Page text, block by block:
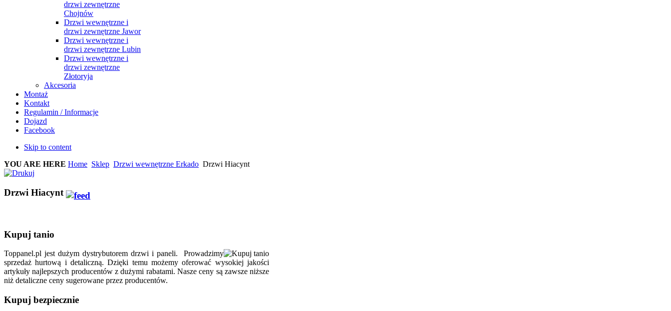
drzwi zewnętrzne
Chojnów
Drzwi wewnętrzne i
drzwi zewnętrzne Jawor
Drzwi wewnętrzne i
drzwi zewnętrzne Lubin
Drzwi wewnętrzne i
drzwi zewnętrzne
Złotoryja
Akcesoria
Montaż
Kontakt
Regulamin / Informacje
Dojazd
Facebook
Skip to content
YOU ARE HERE Home Sklep Drzwi wewnętrzne Erkado Drzwi Hiacynt
Drzwi Hiacynt
Kupuj tanio
Toppanel.pl jest dużym dystrybutorem drzwi i paneli. Prowadzimy
sprzedaż hurtową i detaliczną. Dzięki temu możemy oferować wysokiej jakości
artykuły najlepszych producentów z dużymi rabatami. Nasze ceny są zawsze niższe
niż detaliczne ceny sugerowane przez producentów.
Kupuj bezpiecznie